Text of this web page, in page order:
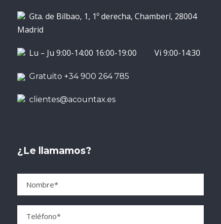
Gta. de Bilbao, 1, 1º derecha, Chamberí, 28004
Madrid
Lu – Ju 9:00-14:00 16:00-19:00 Vi 9:00-14:30
Gratuito +34 900 264 785
clientes@acountax.es
¿Le llamamos?